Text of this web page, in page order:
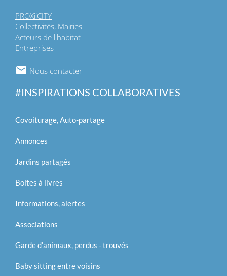
PROXiiCITY
Collectivités, Mairies
Acteurs de l'habitat
Entreprises
Nous contacter
#INSPIRATIONS COLLABORATIVES
Covoiturage, Auto-partage
Annonces
Jardins partagés
Boites à livres
Informations, alertes
Associations
Garde d'animaux, perdus - trouvés
Baby sitting entre voisins